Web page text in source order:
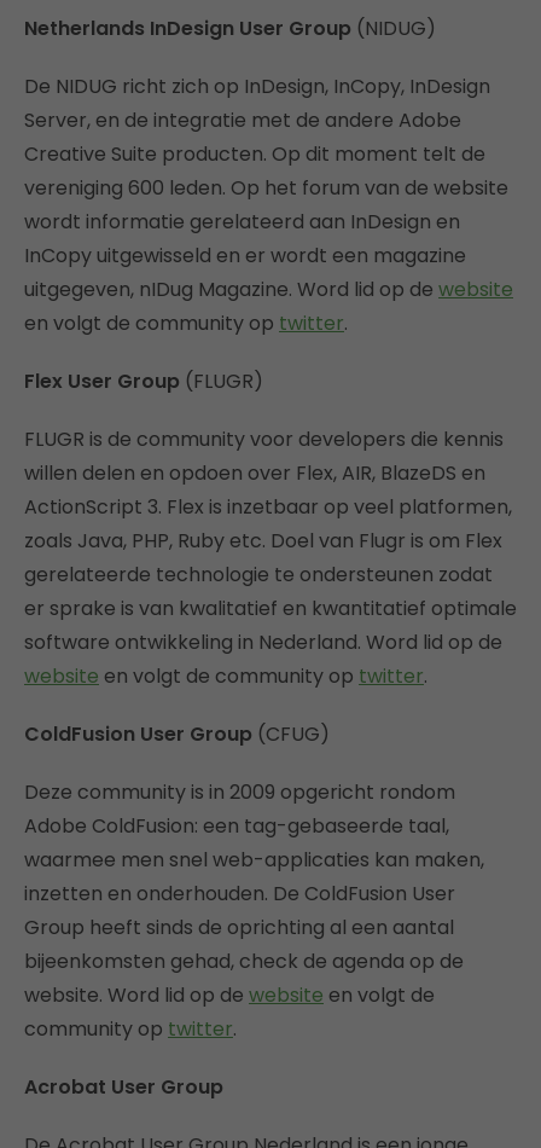
Netherlands InDesign User Group (NIDUG)
De NIDUG richt zich op InDesign, InCopy, InDesign
Server, en de integratie met de andere Adobe
Creative Suite producten. Op dit moment telt de
vereniging 600 leden. Op het forum van de website
wordt informatie gerelateerd aan InDesign en
InCopy uitgewisseld en er wordt een magazine
uitgegeven, nIDug Magazine. Word lid op de website
en volgt de community op twitter.
Flex User Group (FLUGR)
FLUGR is de community voor developers die kennis
willen delen en opdoen over Flex, AIR, BlazeDS en
ActionScript 3. Flex is inzetbaar op veel platformen,
zoals Java, PHP, Ruby etc. Doel van Flugr is om Flex
gerelateerde technologie te ondersteunen zodat
er sprake is van kwalitatief en kwantitatief optimale
software ontwikkeling in Nederland. Word lid op de
website en volgt de community op twitter.
ColdFusion User Group (CFUG)
Deze community is in 2009 opgericht rondom
Adobe ColdFusion: een tag-gebaseerde taal,
waarmee men snel web-applicaties kan maken,
inzetten en onderhouden. De ColdFusion User
Group heeft sinds de oprichting al een aantal
bijeenkomsten gehad, check de agenda op de
website. Word lid op de website en volgt de
community op twitter.
Acrobat User Group